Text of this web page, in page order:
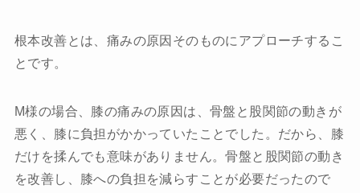
根本改善とは、痛みの原因そのものにアプローチするこ
とです。
M様の場合、膝の痛みの原因は、骨盤と股関節の動きが
悪く、膝に負担がかかっていたことでした。だから、膝
だけを揉んでも意味がありません。骨盤と股関節の動き
を改善し、膝への負担を減らすことが必要だったので